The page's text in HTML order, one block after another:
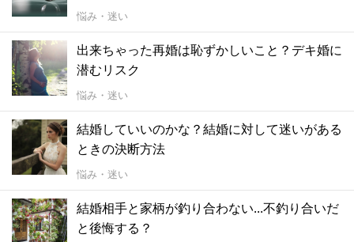
悩み・迷い
出来ちゃった再婚は恥ずかしいこと？デキ婚に
潜むリスク
悩み・迷い
結婚していいのかな？結婚に対して迷いがある
ときの決断方法
悩み・迷い
結婚相手と家柄が釣り合わない...不釣り合いだ
と後悔する？